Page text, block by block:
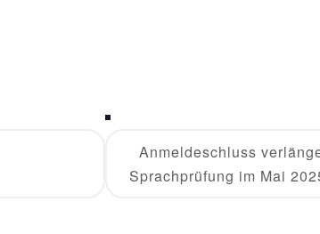
Anmeldeschluss
Sprachprüfung im Mai